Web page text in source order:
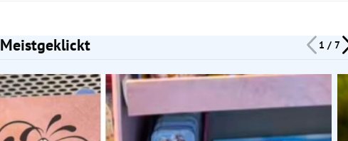
Meistgeklickt 1 / 7
Slide 1 von 7